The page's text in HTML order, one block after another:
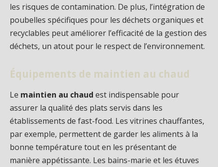
les risques de contamination. De plus, l’intégration de
poubelles spécifiques pour les déchets organiques et
recyclables peut améliorer l’efficacité de la gestion des
déchets, un atout pour le respect de l’environnement.
Équipements de maintien au chaud
Le maintien au chaud est indispensable pour
assurer la qualité des plats servis dans les
établissements de fast-food. Les vitrines chauffantes,
par exemple, permettent de garder les aliments à la
bonne température tout en les présentant de
manière appétissante. Les bains-marie et les étuves